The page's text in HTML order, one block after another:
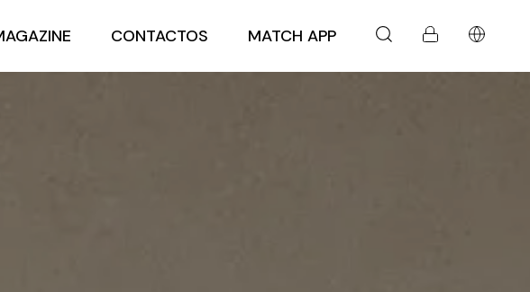
CONTACTOS MATCH APP